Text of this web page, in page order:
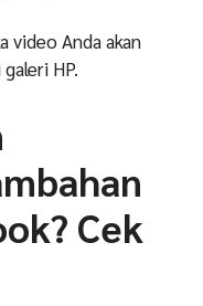
video Anda akan
HP.
Cek